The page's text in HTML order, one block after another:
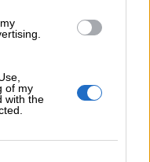
of my
with the
οδηγήσει σε
Γενική Κλινική
τα συμφέροντα, οι
στα δάνεια, νέο deal